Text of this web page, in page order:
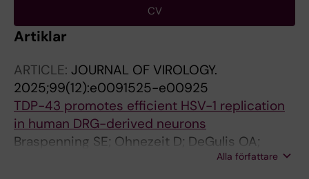
CV
Artiklar
ARTICLE: JOURNAL OF VIROLOGY.
2025;99(12):e0091525-e00925
TDP-43 promotes efficient HSV-1 replication
in human DRG-derived neurons
Braspenning SE; Ohnezeit D; DeGulis OA;
Alla författare